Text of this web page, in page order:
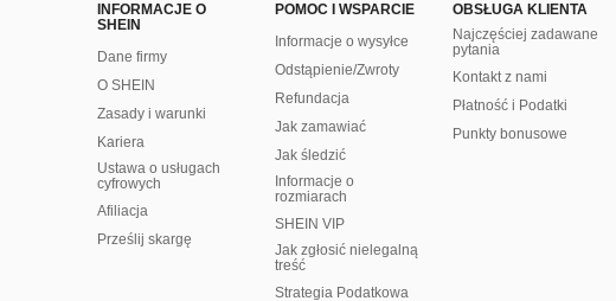
INFORMACJE O
SHEIN
Dane firmy
O SHEIN
Zasady i warunki
Kariera
Ustawa o usługach
cyfrowych
Afiliacja
Prześlij skargę
POMOC I WSPARCIE
Informacje o wysyłce
Odstąpienie/Zwroty
Refundacja
Jak zamawiać
Jak śledzić
Informacje o
rozmiarach
SHEIN VIP
Jak zgłosić nielegalną
treść
Strategia Podatkowa
OBSŁUGA KLIENTA
Najczęściej zadawane
pytania
Kontakt z nami
Płatność i Podatki
Punkty bonusowe